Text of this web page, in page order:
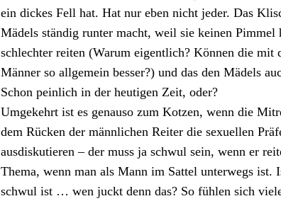
ein dickes Fell hat. Hat nur eben nicht jeder. Das
Mädels ständig runter macht, weil sie keinen
schlechter reiten (Warum eigentlich? Können die mit
Männer so allgemein besser?) und das den Mädels
Schon peinlich in der heutigen Zeit, oder?
Umgekehrt ist es genauso zum Kotzen, wenn die
dem Rücken der männlichen Reiter die sexuellen
ausdiskutieren – der muss ja schwul sein, wenn er
Thema, wenn man als Mann im Sattel unterwegs ist.
schwul ist … wen juckt denn das? So fühlen sich